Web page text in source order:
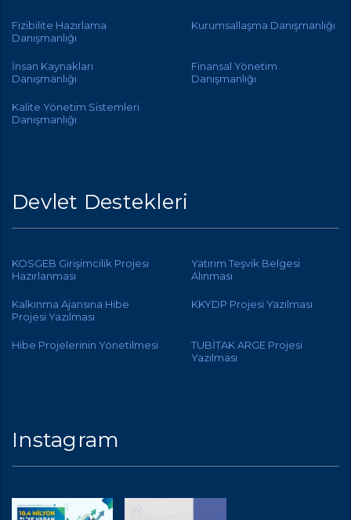
Fizibilite Hazırlama
Danışmanlığı
Kurumsallaşma Danışmanlığı
İnsan Kaynakları
Danışmanlığı
Finansal Yönetim
Danışmanlığı
Kalite Yönetim Sistemleri
Danışmanlığı
Devlet Destekleri
KOSGEB Girişimcilik Projesi
Hazırlanması
Yatırım Teşvik Belgesi
Alınması
Kalkınma Ajansına Hibe
Projesi Yazılması
KKYDP Projesi Yazılması
Hibe Projelerinin Yönetilmesi
TUBİTAK ARGE Projesi
Yazılması
Instagram